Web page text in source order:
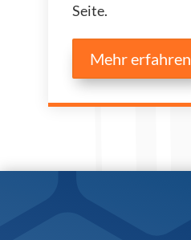
Seite.
Mehr erfahren